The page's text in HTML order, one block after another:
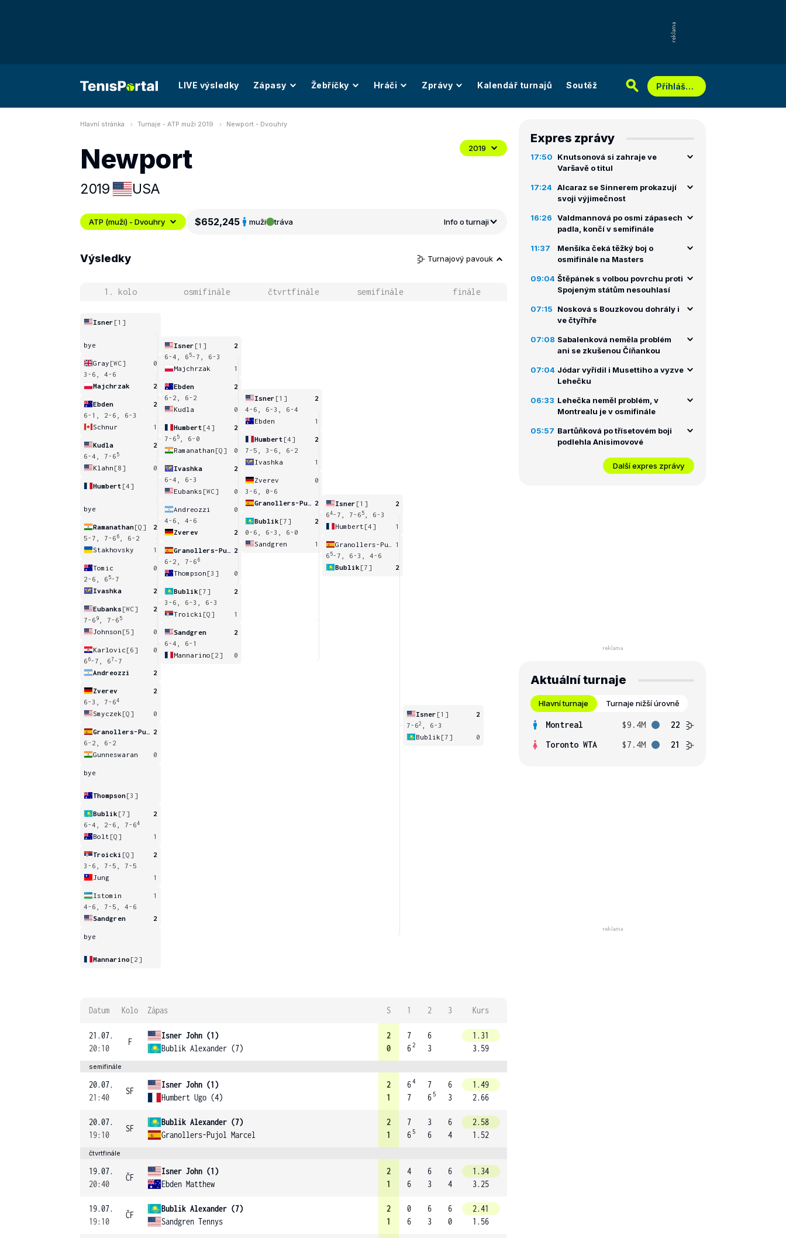
LIVE výsledky Zápasy Žebříčky Hráči Zprávy Kalendář turnajů Soutěž Přihlášení
Hlavní stránka Turnaje - ATP muži 2019 Newport - Dvouhry
Newport
2019 USA
2019
ATP (muži) - Dvouhry $652,245 muži tráva Info o turnaji
Výsledky Turnajový pavouk
1. kolo osmifinále čtvrtfinále semifinále finále
Isner [1]
bye
Gray [WC]
0
3-6, 4-6
Majchrzak
2
Ebden
2
6-1, 2-6, 6-3
Schnur
1
Kudla
2
6-4, 7-6 5
Klahn [8] 0
Humbert [4]
bye
Ramanathan[Q]
2
5-7, 7-6 6
, 6-2
Stakhovsky
1
Tomic
0
2-6, 6 5-7
Ivashka
2
Eubanks [WC]
2
7-6 9 , 7-6 5
Johnson [5] 0
Karlovic [6]
0
6 6-7, 67-7
Andreozzi
2
Zverev
2
6-3, 7-64
Smyczek [Q] 0
2
6-2, 6-2
Gunneswaran
0
bye
Thompson[3]
Bublik [7]
2
6-4, 2-6, 7-64
Bolt [Q] 1
Troicki [Q]
2
3-6, 7-5, 7-5
Jung
1
Istomin
1
4-6, 7-5, 4-6
Sandgren
2
bye
Mannarino [2]
Isner [1]
2
6-4, 6 5-7, 6-3
Majchrzak
1
Ebden
2
6-2, 6-2
Kudla
0
Humbert [4]
2
7-6 5
, 6-0
Ramanathan [Q] 0
Ivashka
2
6-4, 6-3
Eubanks [WC] 0
Andreozzi
0
4-6, 4-6
Zverev
2
2
6-2, 7-6 6
Thompson [3] 0
Bublik [7]
2
3-6, 6-3, 6-3
Troicki [Q] 1
Sandgren
2
6-4, 6-1
Mannarino [2] 0
Isner [1]
2
4-6, 6-3, 6-4
Ebden
1
Humbert [4]
2
7-5, 3-6, 6-2
Ivashka
1
Zverev
0
3-6, 0-6
2
Bublik [7]
2
0-6, 6-3, 6-0
Sandgren
1
Isner [1]
2
64-7, 7-6 5
, 6-3
Humbert [4] 1
1
6 5-7, 6-3, 4-6
Bublik [7] 2
Isner [1]
2
7-62
, 6-3
Bublik [7] 0
Datum Kolo Zápas S 1 2 3 Kurs
21.07.
20:10
F
Isner John (1)
Bublik Alexander (7)
2
0
7
62
6
3
1.31
3.59
semifinále
20.07.
21:40
SF
Isner John (1)
Humbert Ugo (4)
2
1
64
7
7
6 5
6
3
1.49
2.66
20.07.
19:10
SF
Bublik Alexander (7)
Granollers-Pujol Marcel
2
1
7
6 5
3
6
6
4
2.58
1.52
čtvrtfinále
19.07.
20:40
ČF
Isner John (1)
Ebden Matthew
2
1
4
6
6
3
6
4
1.34
3.25
19.07.
19:10
ČF
Bublik Alexander (7)
Sandgren Tennys
2
1
0
6
6
3
6
0
2.41
1.56
Expres zprávy
17:50
Knutsonová si zahraje ve
Varšavě o titul
17:24 Alcaraz se Sinnerem prokazují
svoji výjimečnost
16:26
Valdmannová po osmi zápasech
padla, končí v semifinále
11:37
Menšíka čeká těžký boj o
osmifinále na Masters
09:04 Štěpánek s volbou povrchu proti
Spojeným státům nesouhlasí
07:15
Nosková s Bouzkovou dohrály i
ve čtyřhře
07:08 Sabalenková neměla problém
ani se zkušenou Číňankou
07:04 Jódar vyřídil i Musettiho a vyzve
Lehečku
06:33 Lehečka neměl problém, v
Montrealu je v osmifinále
05:57 Bartůňková po třísetovém boji
podlehla Anisimovové
Další expres zprávy
Aktuální turnaje
Hlavní turnaje Turnaje nižší úrovně
Montreal $9.4M
22
Toronto WTA
$7.4M 21